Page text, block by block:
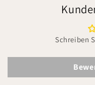
Schreiben